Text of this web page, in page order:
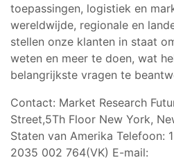
toepassingen, logistiek en
wereldwijde, regionale en
stellen onze klanten in staat
weten en meer te doen, wat
belangrijkste vragen te
Contact: Market Research
Street,5Th Floor New York,
Staten van Amerika Telefoon:
2035 002 764(VK) E-mail: